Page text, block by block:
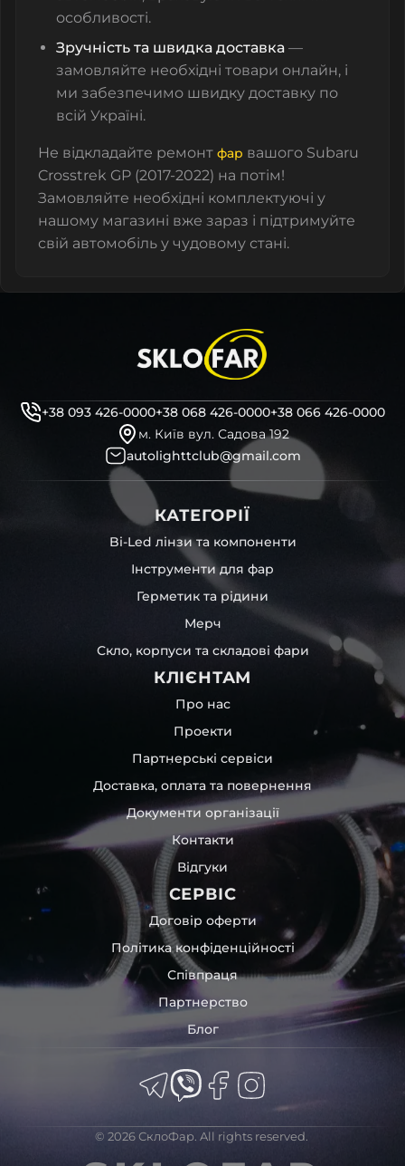
особливості.
Зручність та швидка доставка —
замовляйте необхідні товари онлайн, і
ми забезпечимо швидку доставку по
всій Україні.
Не відкладайте ремонт фар вашого Subaru
Crosstrek GP (2017-2022) на потім!
Замовляйте необхідні комплектуючі у
нашому магазині вже зараз і підтримуйте
свій автомобіль у чудовому стані.
+38 093 426-0000+38 068 426-0000+38 066 426-0000
м. Київ вул. Садова 192
autolighttclub@gmail.com
КАТЕГОРІЇ
Bi-Led лінзи та компоненти
Інструменти для фар
Герметик та рідини
Мерч
Скло, корпуси та складові фари
КЛІЄНТАМ
Про нас
Проекти
Партнерські сервіси
Доставка, оплата та повернення
Документи організації
Контакти
Відгуки
СЕРВІС
Договір оферти
Політика конфіденційності
Співпраця
Партнерство
Блог
© 2026 СклоФар. All rights reserved.